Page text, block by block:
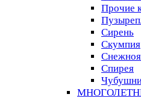
Прочие
Сирень
Скумпия
Спирея